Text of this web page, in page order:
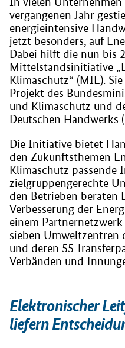
vergangenen Jahr
energieintensive
jetzt besonders, auf
Dabei hilft die nun bis
Mittelstandsinitiative
Klimaschutz“ (MIE).
Projekt des
und Klimaschutz und
Deutschen Handwerks
Die Initiative bietet
den Zukunftsthemen
Klimaschutz passende
zielgruppengerechte
den Betrieben beraten
Verbesserung der
einem
sieben Umweltzentren
und deren 55
Verbänden und
Elektronischer
liefern